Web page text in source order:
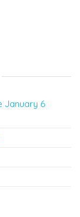
January 6